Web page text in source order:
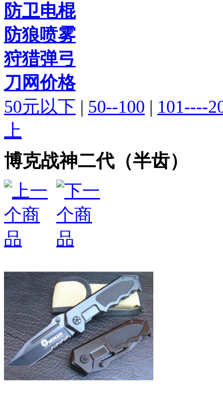
防卫电棍
防狼喷雾
狩猎弹弓
刀网价格
50元以下 | 50--100 | 101----
上
博克战神二代（半齿）